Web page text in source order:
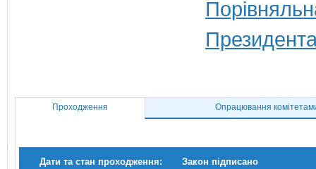
Проходження Опрацювання
Дати та стан проходження: Закон підписано